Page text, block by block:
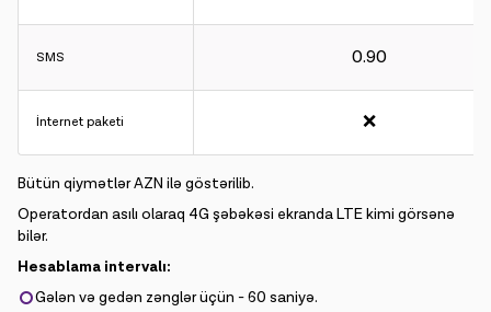
SMS
İnternet paketi
0.90
❌
Bütün qiymətlər AZN ilə göstərilib.
Operatordan asılı olaraq 4G şəbəkəsi ekranda LTE kimi görsənə
bilər.
Hesablama intervalı:
Gələn və gedən zənglər üçün - 60 saniyə.